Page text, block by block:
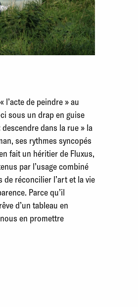
l’acte de peindre » au
sous un drap en guise
dans la rue » la
ses rythmes syncopés
fait un héritier de Fluxus,
par l’usage combiné
réconcilier l’art et la vie
Parce qu’il
d’un tableau en
en promettre